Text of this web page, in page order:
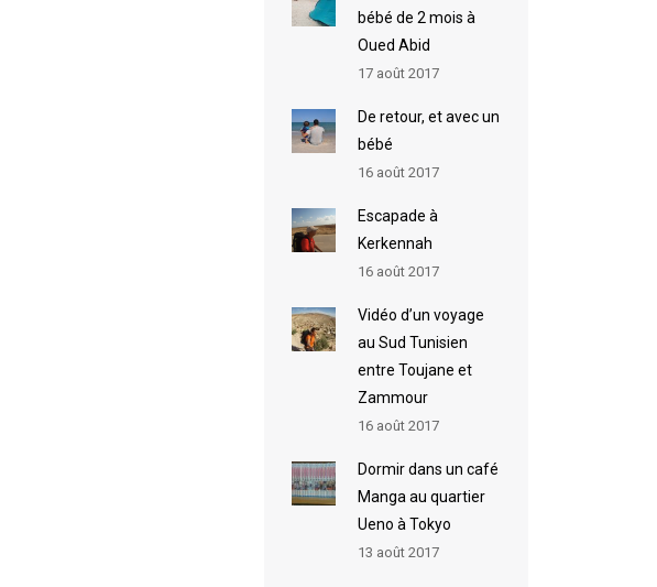
bébé de 2 mois à
Oued Abid
17 août 2017
De retour, et avec un
bébé
16 août 2017
Escapade à
Kerkennah
16 août 2017
Vidéo d’un voyage
au Sud Tunisien
entre Toujane et
Zammour
16 août 2017
Dormir dans un café
Manga au quartier
Ueno à Tokyo
13 août 2017